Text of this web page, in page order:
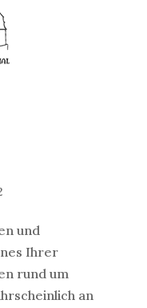
und
Ihrer
rund um
an